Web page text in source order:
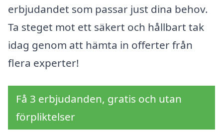
erbjudandet som passar just dina behov.
Ta steget mot ett säkert och hållbart tak
idag genom att hämta in offerter från
flera experter!
Få 3 erbjudanden, gratis och utan
förpliktelser